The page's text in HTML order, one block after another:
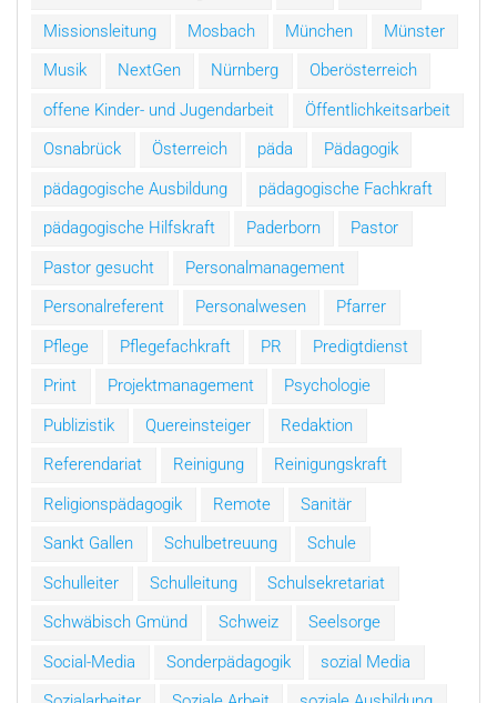
Missionsleitung
Mosbach München
Münster
Musik
NextGen Nürnberg
Oberösterreich
offene Kinder- und Jugendarbeit
Öffentlichkeitsarbeit
Osnabrück
Österreich päda
Pädagogik
pädagogische Ausbildung
pädagogische Fachkraft
pädagogische Hilfskraft
Paderborn
Pastor
Pastor gesucht
Personalmanagement
Personalreferent
Personalwesen
Pfarrer
Pflege
Pflegefachkraft PR
Predigtdienst
Print
Projektmanagement
Psychologie
Publizistik
Quereinsteiger
Redaktion
Referendariat
Reinigung
Reinigungskraft
Religionspädagogik
Remote
Sanitär
Sankt Gallen
Schulbetreuung
Schule
Schulleiter
Schulleitung
Schulsekretariat
Schwäbisch Gmünd
Schweiz
Seelsorge
Social-Media
Sonderpädagogik
sozial Media